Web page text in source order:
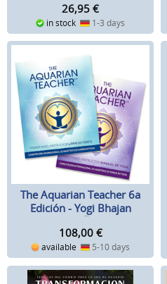
26,95 €
in stock 1-3 days
The Aquarian Teacher 6a
Edición - Yogi Bhajan
ESPAÑOL
108,00 €
available 5-10 days